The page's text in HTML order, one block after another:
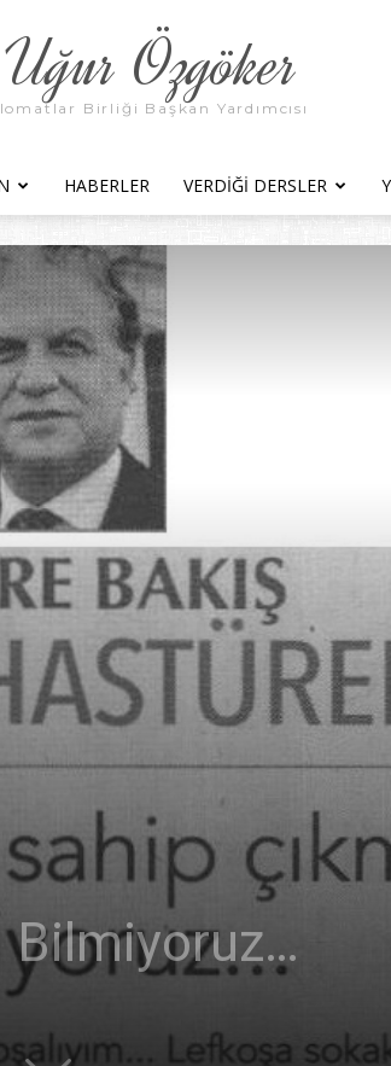
Özgöker
Birliği Başkan Yardımcısı
HABERLER VERDIĞI DERSLER
Bilmiyoruz…